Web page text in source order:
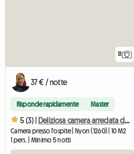
13
37 € / notte
Risponde rapidamente Master
5 (3) | Deliziosa camera arredata di 10,4 m2 in un luminoso appartamento di 71 m2
Camera presso l'ospite | Nyon (1260) | 10 M2
1 pers. | Minimo 5 notti